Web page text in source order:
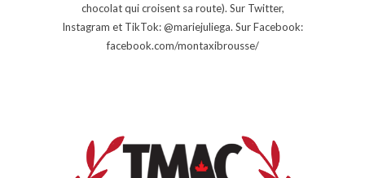
chocolat qui croisent sa route). Sur Twitter,
Instagram et TikTok: @mariejuliega. Sur Facebook:
facebook.com/montaxibrousse/